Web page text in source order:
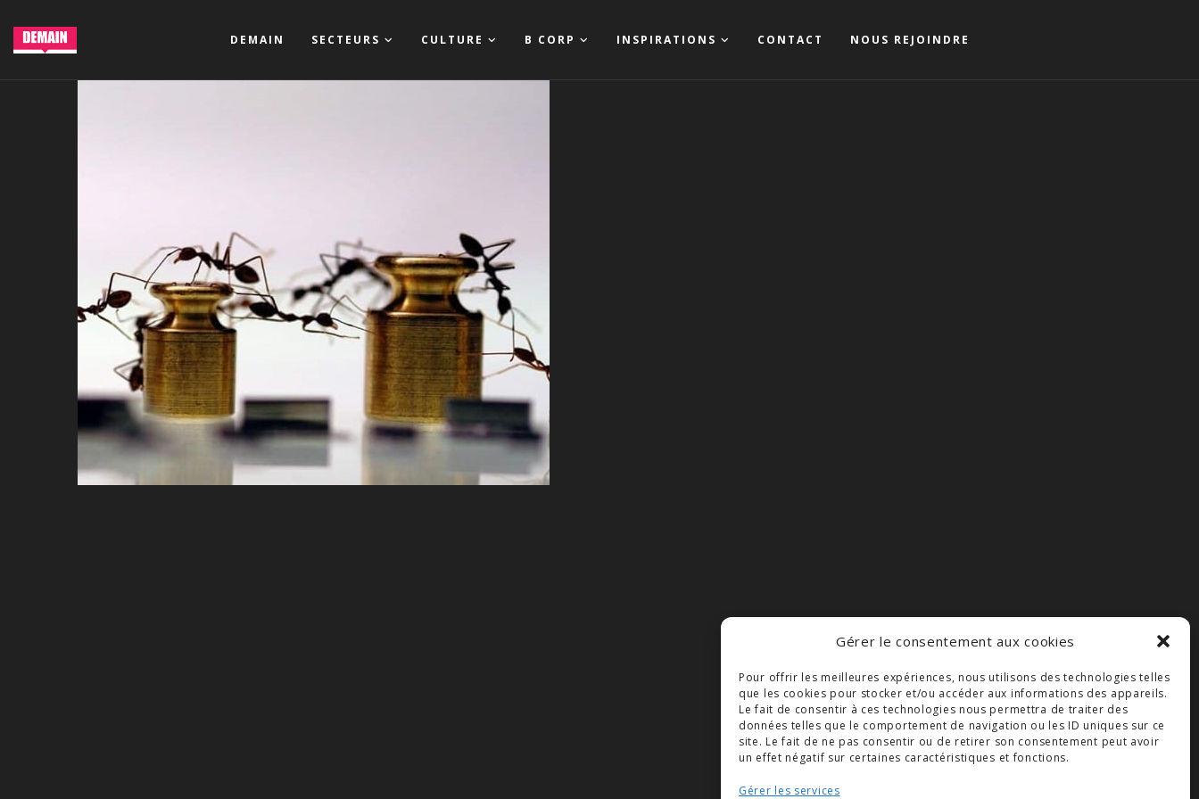
Gérer le consentement aux cookies
Pour offrir les meilleures expériences, nous utilisons des technologies telles
que les cookies pour stocker et/ou accéder aux informations des appareils.
Le fait de consentir à ces technologies nous permettra de traiter des
données telles que le comportement de navigation ou les ID uniques sur ce
site. Le fait de ne pas consentir ou de retirer son consentement peut avoir
un effet négatif sur certaines caractéristiques et fonctions.
Gérer les services
DEMAIN SECTEURS CULTURE B CORP INSPIRATIONS CONTACT NOUS REJOINDRE